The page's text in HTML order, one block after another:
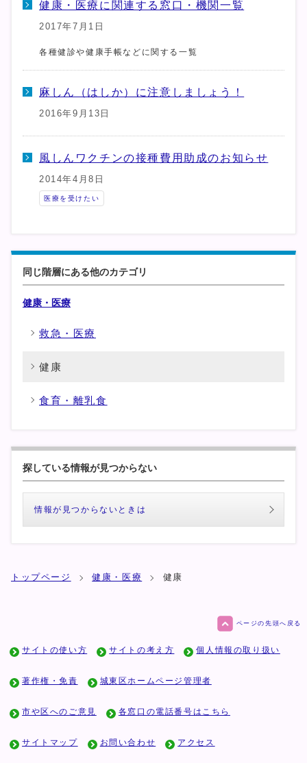
健康・医療に関連する窓口・機関一覧
2017年7月1日
各種健診や健康手帳などに関する一覧
麻しん（はしか）に注意しましょう！
2016年9月13日
風しんワクチンの接種費用助成のお知らせ
2014年4月8日
医療を受けたい
同じ階層にある他のカテゴリ
健康・医療
救急・医療
健康
食育・離乳食
探している情報が見つからない
情報が見つからないときは
トップページ 健康・医療 健康
ページの先頭へ戻る
サイトの使い方 サイトの考え方 個人情報の取り扱い
著作権・免責 城東区ホームページ管理者
市や区へのご意見 各窓口の電話番号はこちら
サイトマップ お問い合わせ アクセス